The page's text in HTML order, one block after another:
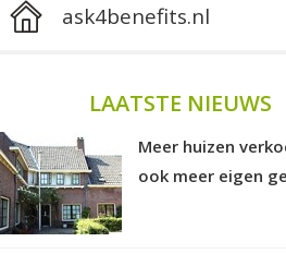
ask4benefits.nl
LAATSTE NIEUWS
Meer huizen
ook meer eigen